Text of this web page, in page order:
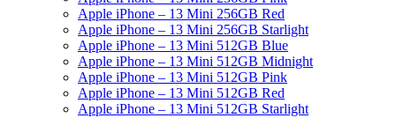
Apple iPhone – 13 Mini 256GB Red
Apple iPhone – 13 Mini 256GB Starlight
Apple iPhone – 13 Mini 512GB Blue
Apple iPhone – 13 Mini 512GB Midnight
Apple iPhone – 13 Mini 512GB Pink
Apple iPhone – 13 Mini 512GB Red
Apple iPhone – 13 Mini 512GB Starlight